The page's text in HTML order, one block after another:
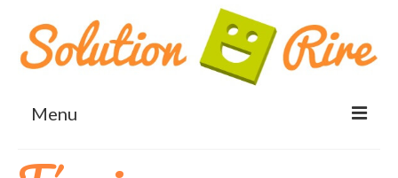
Menu
Accueil